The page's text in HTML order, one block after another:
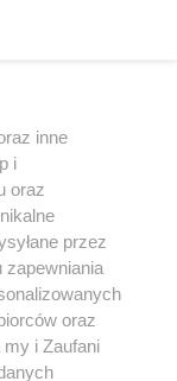
Youtube
inne
i
oraz
przez
zapewniania
oraz
my i Zaufani